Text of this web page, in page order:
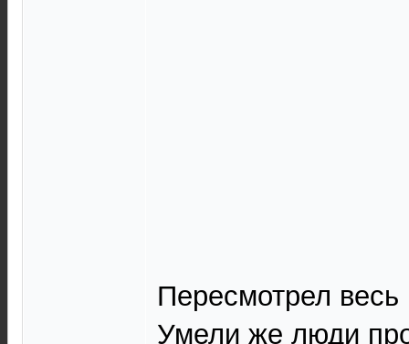
Пересмотрел
Умели же люди